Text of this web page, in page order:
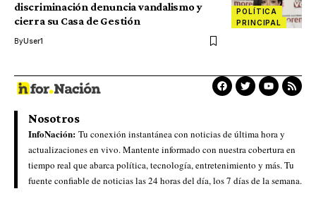
POLÍTICA
PRINCIPAL
discriminación denuncia vandalismo y
cierra su Casa de Gestión
ByUser1
Nosotros
InfoNación: Tu conexión instantánea con noticias de última hora y
actualizaciones en vivo. Mantente informado con nuestra cobertura en
tiempo real que abarca política, tecnología, entretenimiento y más. Tu
fuente confiable de noticias las 24 horas del día, los 7 días de la semana.